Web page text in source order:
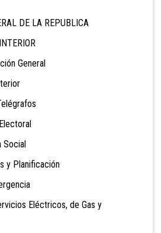
DE LA REPUBLICA
General
Social
y Planificación
Eléctricos, de Gas y